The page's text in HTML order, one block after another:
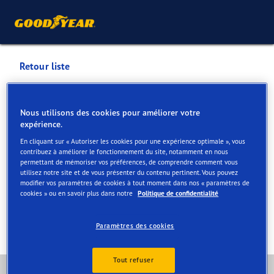
Retour liste
Services disponibles en ligne et en magasin
Contact Services Offres au centre Vulco Avis
Nous utilisons des cookies pour améliorer votre
expérience.
En cliquant sur « Autoriser les cookies pour une expérience optimale », vous
contribuez à améliorer le fonctionnement du site, notamment en nous
permettant de mémoriser vos préférences, de comprendre comment vous
utilisez notre site et de vous présenter du contenu pertinent. Vous pouvez
modifier vos paramètres de cookies à tout moment dans nos « paramètres de
cookies » ou en savoir plus dans notre Politique de confidentialité
Paramètres des cookies
Tout refuser